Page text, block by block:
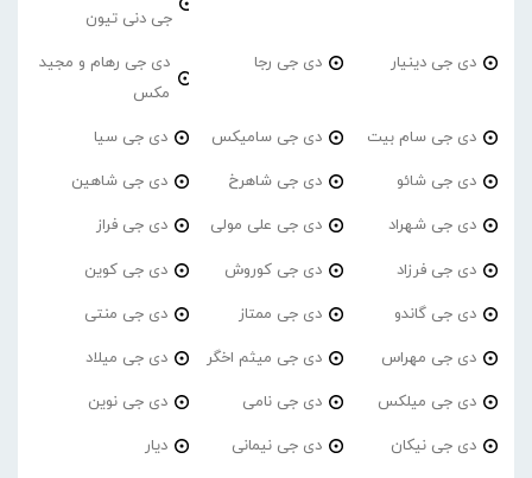
جی دنی تیون
دی جی دینیار دی جی رجا
دی جی رهام و مجید
مکس
دی جی سام بیت دی جی سامیکس دی جی سیا
دی جی شائو دی جی شاهرخ دی جی شاهین
دی جی شهراد دی جی علی مولی دی جی فراز
دی جی فرزاد دی جی کوروش دی جی کوین
دی جی گاندو دی جی ممتاز دی جی منتی
دی جی مهراس دی جی میثم اخگر دی جی میلاد
دی جی میلکس دی جی نامی دی جی نوین
دی جی نیکان دی جی نیمانی دیار